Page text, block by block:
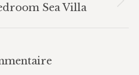
AlbumSea Villa